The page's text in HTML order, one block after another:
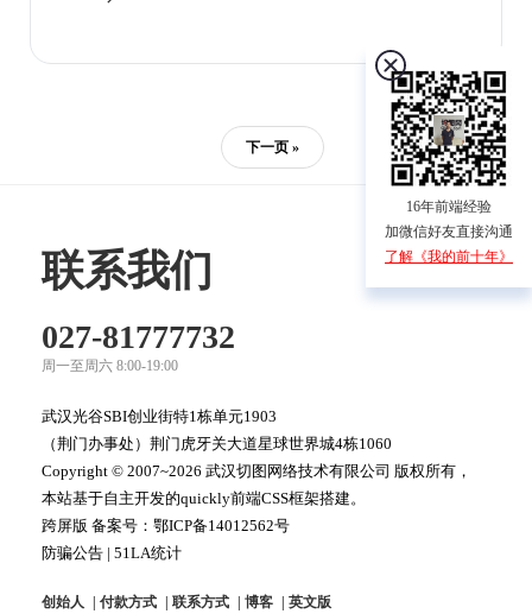
下一页 »
联系我们
027-81777732
周一至周六 8:00-19:00
武汉光谷SBI创业街特1栋单元1903
（荆门办事处）荆门虎牙关大道星球世界城4栋1060
Copyright © 2007~2026 武汉切图网络技术有限公司 版权所有，
本站基于自主开发的quickly前端CSS框架搭建。
跨屏版 备案号： 鄂ICP备14012562号
防骗公告 | 51LA统计
创始人 付款方式 联系方式 博客 英文版
16年前端经验
加微信好友直接沟通
了解《我的前十年》